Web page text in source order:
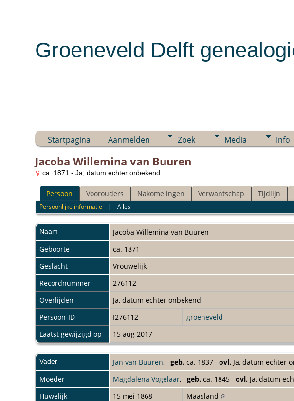
Groeneveld Delft
Startpagina Aanmelden Zoek Media Info
Jacoba Willemina van Buuren
ca. 1871 - Ja, datum echter onbekend
Persoon Voorouders Nakomelingen Verwantschap Tijdlijn
Persoonlijke informatie |Alles
Naam Jacoba Willemina van Buuren
Geboorte
ca. 1871
Geslacht
Vrouwelijk
Recordnummer
276112
Overlijden
Ja, datum echter onbekend
Persoon-ID
I276112
groeneveld
Laatst gewijzigd op
15 aug 2017
Vader Jan van Buuren, geb. ca. 1837 ovl. Ja, datum echter
Moeder
Magdalena Vogelaar, geb. ca. 1845 ovl. Ja, datum
Huwelijk
15 mei 1868
Maasland